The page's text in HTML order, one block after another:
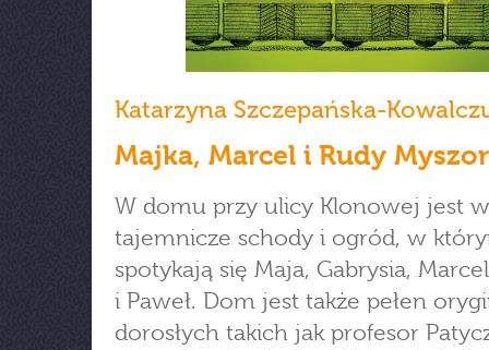
Katarzyna Szczepańska-
Majka, Marcel i Rudy Myszor
W domu przy ulicy Klonowej jest
tajemnicze schody i ogród, w
spotykają się Maja, Gabrysia,
i Paweł. Dom jest także pełen
dorosłych takich jak profesor